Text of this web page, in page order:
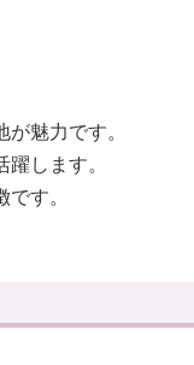
魅力です。
します。
す。